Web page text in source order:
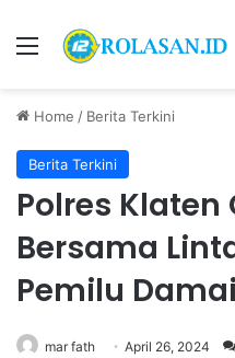
Menu
Home / Berita Terkini
Berita Terkini
Polres Klaten
Bersama
Pemilu
mar fath April 26, 2024